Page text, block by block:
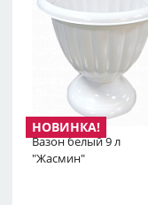
Вазон белый 9 л
"Жасмин"